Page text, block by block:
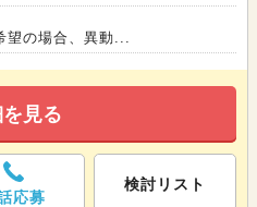
の場合、異動...
見る
応募
検討リスト